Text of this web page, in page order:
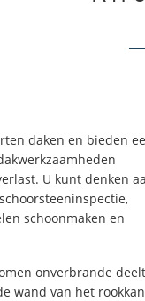
daken en bieden
U kunt denken
schoonmaken en
onverbrande
wand van het